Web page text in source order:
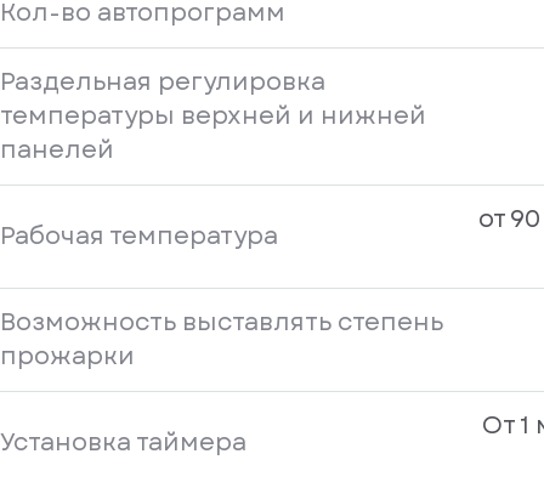
Кол-во автопрограмм
Раздельная регулировка
температуры верхней и нижней
панелей
Рабочая температура
от
Возможность выставлять степень
прожарки
Установка таймера
От 1